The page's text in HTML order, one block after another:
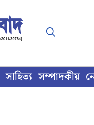
সাহিত্য সম্পাদকীয়